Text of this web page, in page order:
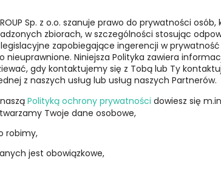
1–60 z 1532 wyników
Sp. z o.o. szanuje prawo do prywatności
zbiorach, w szczególności stosując
zapobiegające ingerencji w
nieuprawnione. Niniejsza Polityka zawiera
gdy kontaktujemy się z Tobą lub Ty
z naszych usług lub usług naszych Partnerów.
Polityką ochrony prywatności dowiesz się
Twoje dane osobowe,
robimy,
jest obowiązkowe,